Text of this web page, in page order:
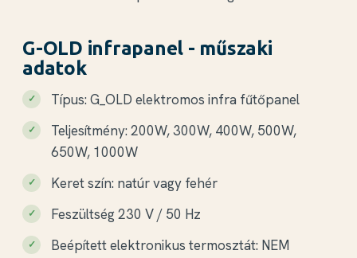
G-OLD infrapanel - műszaki
adatok
Típus: G_OLD elektromos infra fűtőpanel
Teljesítmény: 200W, 300W, 400W, 500W,
650W, 1000W
Keret szín: natúr vagy fehér
Feszültség 230 V / 50 Hz
Beépített elektronikus termosztát: NEM